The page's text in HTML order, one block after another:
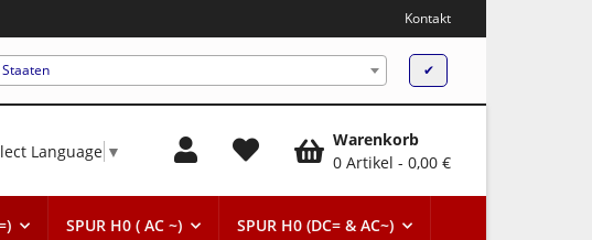
Kontakt
✔
Language ▼
SPUR H0 ( AC ~) SPUR H0 (DC= & AC~)
Warenkorb
0 Artikel
0,00 €